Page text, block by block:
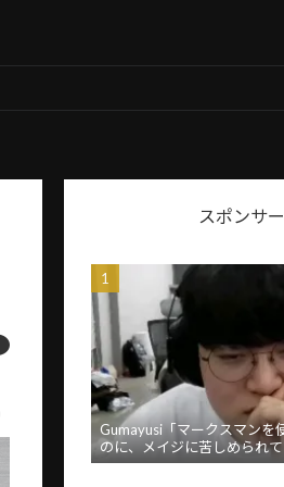
スポンサ
Gumayusi「マークスマンを
のに、メイジに苦しめられ
タに苦言